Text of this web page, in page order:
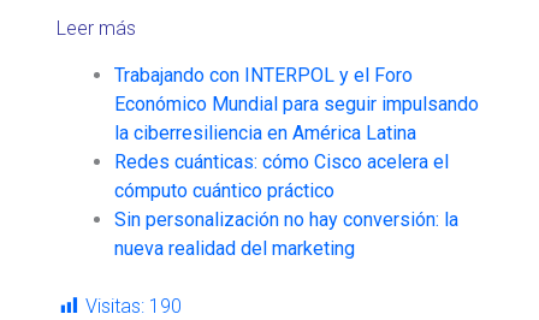
Leer más
Trabajando con INTERPOL y el Foro
Económico Mundial para seguir impulsando
la ciberresiliencia en América Latina
Redes cuánticas: cómo Cisco acelera el
cómputo cuántico práctico
Sin personalización no hay conversión: la
nueva realidad del marketing
Visitas: 190